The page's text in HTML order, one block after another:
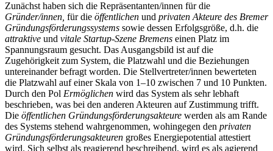
Zunächst haben sich die Repräsentanten/innen für die
Gründer/innen, für die öffentlichen und privaten Akteure des Bremer
Gründungsförderungssystems sowie dessen Erfolgsgröße, d.h. die
attraktive und vitale Startup-Szene Bremens einen Platz im
Spannungsraum gesucht. Das Ausgangsbild ist auf die
Zugehörigkeit zum System, die Platzwahl und die Beziehungen
untereinander befragt worden. Die Stellvertreter/innen bewerteten
die Platzwahl auf einer Skala von 1–10 zwischen 7 und 10 Punkten.
Durch den Pol Ermöglichen wird das System als sehr lebhaft
beschrieben, was bei den anderen Akteuren auf Zustimmung trifft.
Die öffentlichen Gründungsförderungsakteure werden als am Rande
des Systems stehend wahrgenommen, wohingegen den privaten
Gründungsförderungsakteuren großes Energiepotential attestiert
wird. Sich selbst als reagierend beschreibend, wird es als agierend